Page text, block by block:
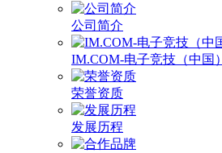
公司简介
IM.COM-电子竞技（中国）
荣誉资质
发展历程